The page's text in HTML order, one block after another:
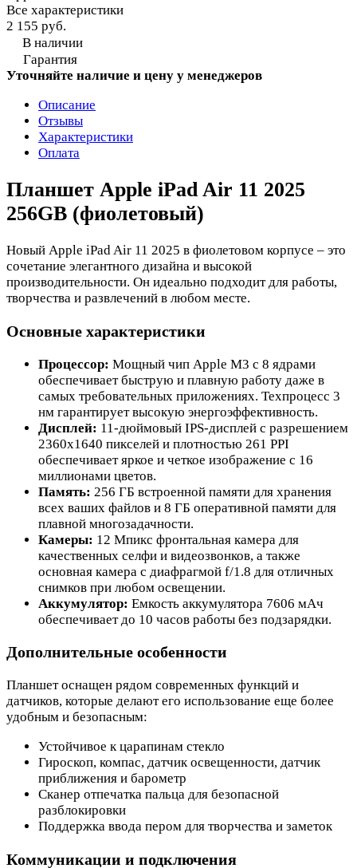
Все характеристики
2 155 руб.
В наличии
Гарантия
Уточняйте наличие и цену у менеджеров
Описание
Отзывы
Характеристики
Оплата
Планшет Apple iPad Air 11 2025
256GB (фиолетовый)
Новый Apple iPad Air 11 2025 в фиолетовом корпусе – это
сочетание элегантного дизайна и высокой
производительности. Он идеально подходит для работы,
творчества и развлечений в любом месте.
Основные характеристики
Процессор: Мощный чип Apple M3 с 8 ядрами
обеспечивает быструю и плавную работу даже в
самых требовательных приложениях. Техпроцесс 3
нм гарантирует высокую энергоэффективность.
Дисплей: 11-дюймовый IPS-дисплей с разрешением
2360x1640 пикселей и плотностью 261 PPI
обеспечивает яркое и четкое изображение с 16
миллионами цветов.
Память: 256 ГБ встроенной памяти для хранения
всех ваших файлов и 8 ГБ оперативной памяти для
плавной многозадачности.
Камеры: 12 Мпикс фронтальная камера для
качественных селфи и видеозвонков, а также
основная камера с диафрагмой f/1.8 для отличных
снимков при любом освещении.
Аккумулятор: Емкость аккумулятора 7606 мАч
обеспечивает до 10 часов работы без подзарядки.
Дополнительные особенности
Планшет оснащен рядом современных функций и
датчиков, которые делают его использование еще более
удобным и безопасным:
Устойчивое к царапинам стекло
Гироскоп, компас, датчик освещенности, датчик
приближения и барометр
Сканер отпечатка пальца для безопасной
разблокировки
Поддержка ввода пером для творчества и заметок
Коммуникации и подключения